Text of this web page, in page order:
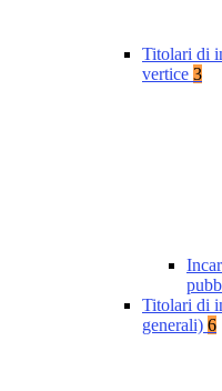
Titolari di
vertice 3
Titolari di
generali) 6